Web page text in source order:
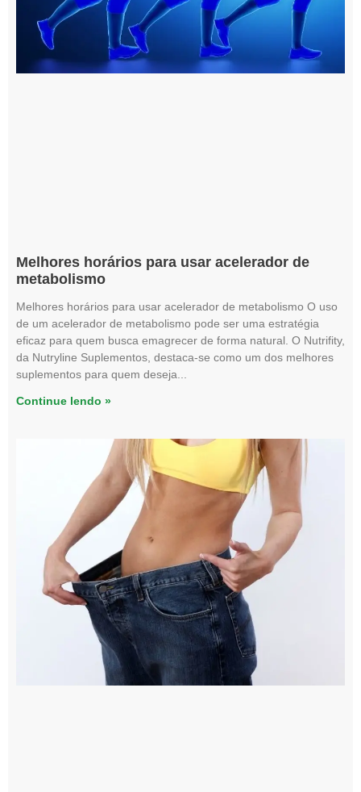
Melhores horários para usar acelerador de
metabolismo
Melhores horários para usar acelerador de metabolismo O uso
de um acelerador de metabolismo pode ser uma estratégia
eficaz para quem busca emagrecer de forma natural. O Nutrifity,
da Nutryline Suplementos, destaca-se como um dos melhores
suplementos para quem deseja
Continue lendo »